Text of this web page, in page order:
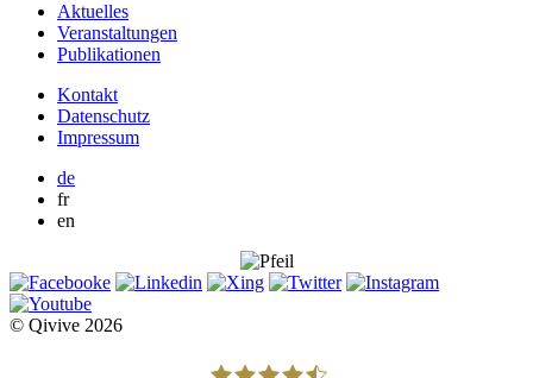
Aktuelles
Veranstaltungen
Publikationen
Kontakt
Datenschutz
Impressum
de
fr
en
© Qivive 2026